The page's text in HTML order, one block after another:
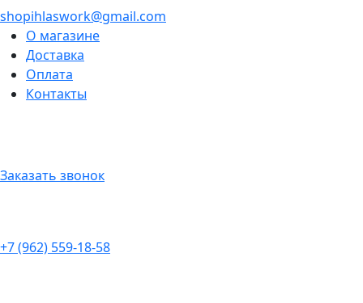
shopihlaswork@gmail.com
О магазине
Доставка
Оплата
Контакты
Заказать звонок
+7 (962) 559-18-58